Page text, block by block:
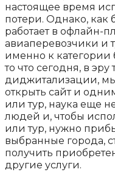
настоящее время
потери. Однако, как
работает в офлайн-
авиаперевозчики и
именно к категории
то что сегодня, в эру
диджитализации,
открыть сайт и
или тур, наука еще
людей и, чтобы
или тур, нужно
выбранные города,
получить
другие услуги.